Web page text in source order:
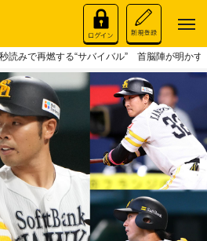
読みで再燃する“サバイバル” 首脳陣が明かす